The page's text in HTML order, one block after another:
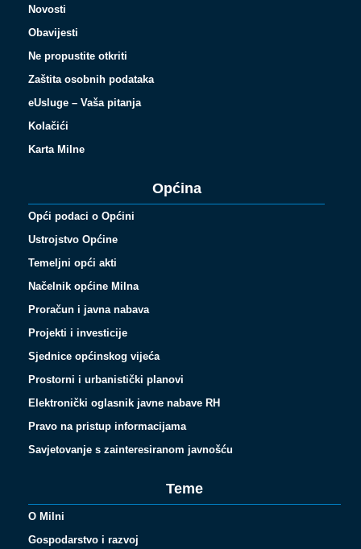
Novosti
Obavijesti
Ne propustite otkriti
Zaštita osobnih podataka
eUsluge – Vaša pitanja
Kolačići
Karta Milne
Općina
Opći podaci o Općini
Ustrojstvo Općine
Temeljni opći akti
Načelnik općine Milna
Proračun i javna nabava
Projekti i investicije
Sjednice općinskog vijeća
Prostorni i urbanistički planovi
Elektronički oglasnik javne nabave RH
Pravo na pristup informacijama
Savjetovanje s zainteresiranom javnošću
Teme
O Milni
Gospodarstvo i razvoj